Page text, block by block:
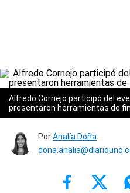
Alfredo Cornejo participó del
presentaron herramientas de
PorAnalía Doña